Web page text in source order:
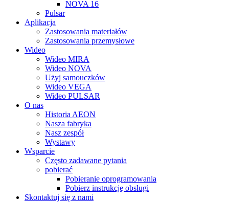
NOVA 16
Pulsar
Aplikacja
Zastosowania materiałów
Zastosowania przemysłowe
Wideo
Wideo MIRA
Wideo NOVA
Użyj samouczków
Wideo VEGA
Wideo PULSAR
O nas
Historia AEON
Nasza fabryka
Nasz zespół
Wystawy
Wsparcie
Często zadawane pytania
pobierać
Pobieranie oprogramowania
Pobierz instrukcję obsługi
Skontaktuj się z nami